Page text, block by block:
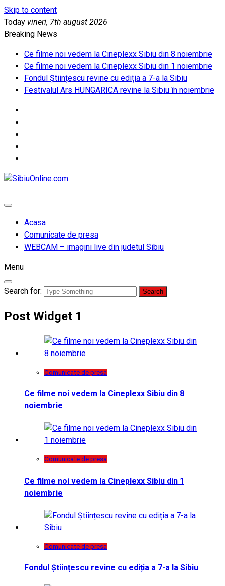
Skip to content
Today vineri, 7th august 2026
Breaking News
Ce filme noi vedem la Cineplexx Sibiu din 8 noiembrie
Ce filme noi vedem la Cineplexx Sibiu din 1 noiembrie
Fondul Științescu revine cu ediția a 7-a la Sibiu
Festivalul Ars HUNGARICA revine la Sibiu în noiembrie
Acasa
Comunicate de presa
WEBCAM – imagini live din judetul Sibiu
Menu
Search for:
Post Widget 1
Comunicate de presa
Ce filme noi vedem la Cineplexx Sibiu din 8
noiembrie
Comunicate de presa
Ce filme noi vedem la Cineplexx Sibiu din 1
noiembrie
Comunicate de presa
Fondul Științescu revine cu ediția a 7-a la Sibiu